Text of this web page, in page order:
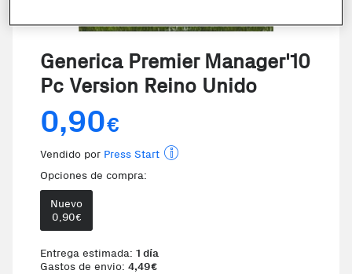
Generica Premier Manager'10
Pc Version Reino Unido
0,90€
Vendido por Press Start
Opciones de compra:
Nuevo
0,90€
Entrega estimada: 1 día
Gastos de envio: 4,49€